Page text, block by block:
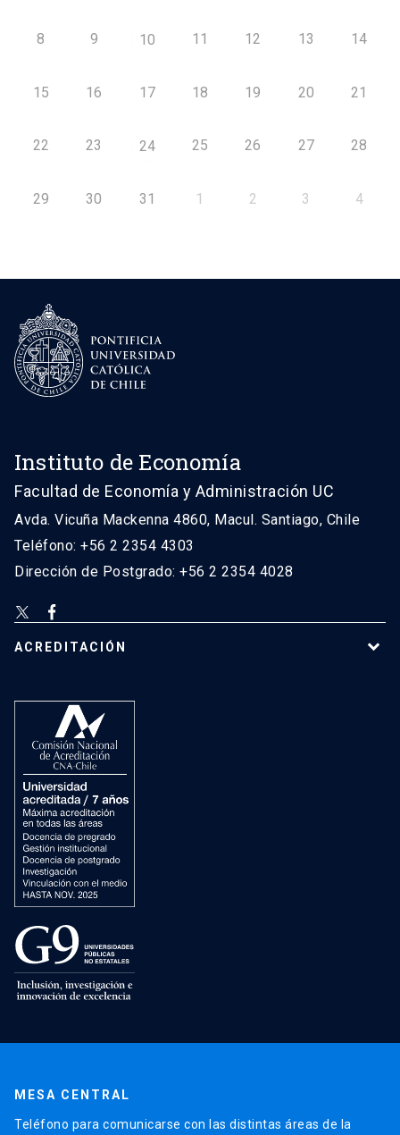
8 9 10 11 12 13 14
15 16 17 18 19 20 21
22 23 24 25 26 27 28
29 30 31 1 2 3 4
Instituto de Economía
Facultad de Economía y Administración UC
Avda. Vicuña Mackenna 4860, Macul. Santiago, Chile
Teléfono: +56 2 2354 4303
Dirección de Postgrado: +56 2 2354 4028
ACREDITACIÓN
MESA CENTRAL
Teléfono para comunicarse con las distintas áreas de la